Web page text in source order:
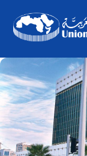
content